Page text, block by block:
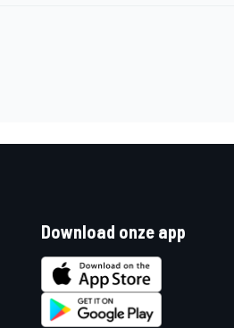
Download onze app